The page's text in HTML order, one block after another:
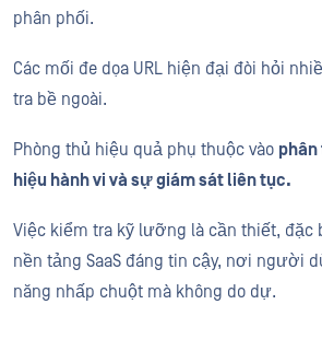
phân phối.
Các mối đe dọa URL hiện đại đòi hỏi
tra bề ngoài.
Phòng thủ hiệu quả phụ thuộc vào
hiệu hành vi và sự giám sát liên tục.
Việc kiểm tra kỹ lưỡng là cần thiết, đặc
nền tảng SaaS đáng tin cậy, nơi người
năng nhấp chuột mà không do dự.